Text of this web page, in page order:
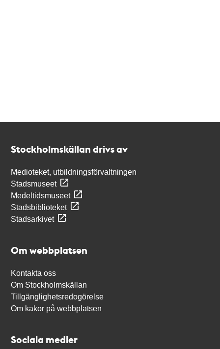
Stockholmskällan drivs av
Medioteket, utbildningsförvaltningen
Stadsmuseet
Medeltidsmuseet
Stadsbiblioteket
Stadsarkivet
Om webbplatsen
Kontakta oss
Om Stockholmskällan
Tillgänglighetsredogörelse
Om kakor på webbplatsen
Sociala medier